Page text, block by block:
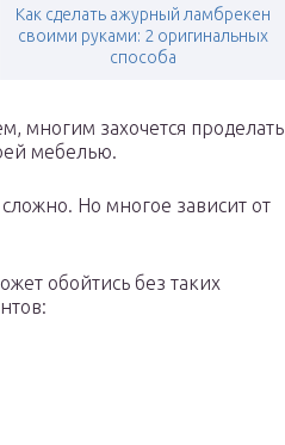
Как сделать ажурный ламбрекен
своими руками: 2 оригинальных
способа
многим захочется проделать
мебелью.
сложно. Но многое зависит от
обойтись без таких